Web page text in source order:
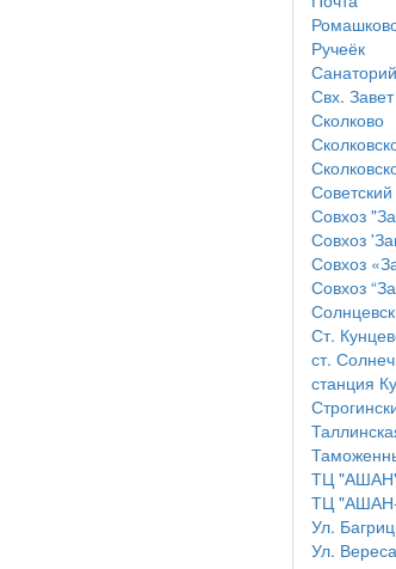
Ручеёк
Свх.
Сколково
Совхоз
Совхоз
Совхоз
Совхоз
Ст.
ст.
станция
ТЦ
ТЦ
Ул.
Ул.